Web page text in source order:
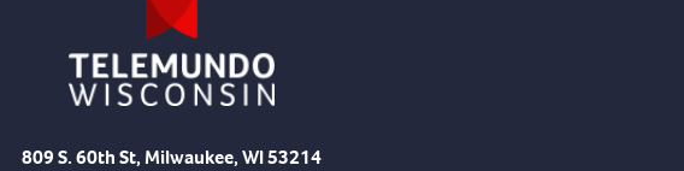
809 S. 60th St, Milwaukee, WI 53214